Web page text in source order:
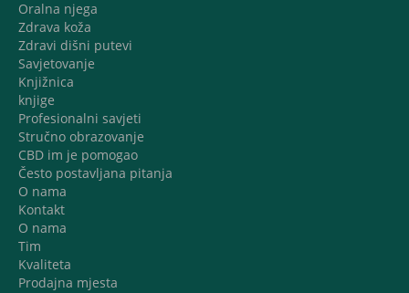
Oralna njega
Zdrava koža
Zdravi dišni putevi
Savjetovanje
Knjižnica
knjige
Profesionalni savjeti
Stručno obrazovanje
CBD im je pomogao
Često postavljana pitanja
O nama
Kontakt
O nama
Tim
Kvaliteta
Prodajna mjesta